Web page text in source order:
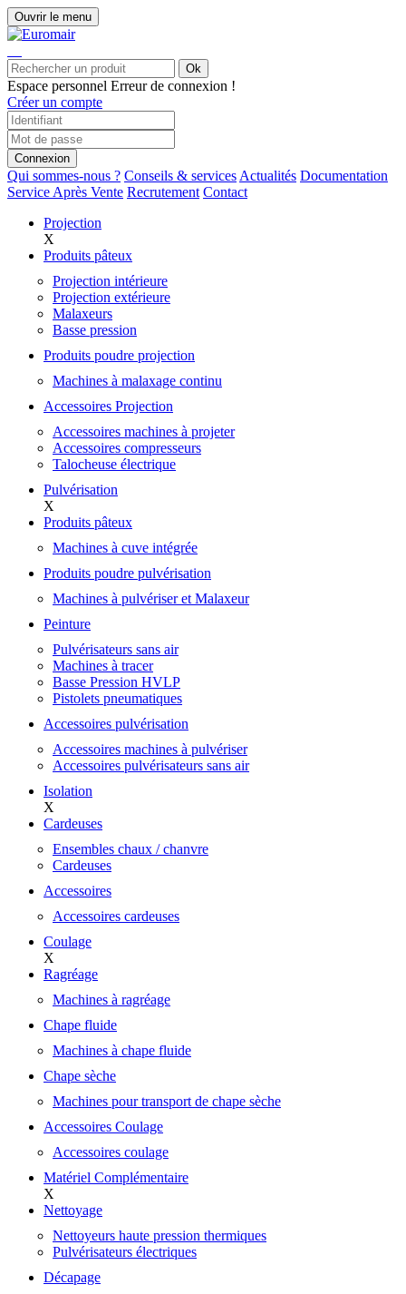
Ouvrir le menu
Ok
Espace personnel Erreur de connexion !
Créer un compte
Connexion
Qui sommes-nous ? Conseils & services Actualités Documentation
Service Après Vente Recrutement Contact
Projection
X
Produits pâteux
Projection intérieure
Projection extérieure
Malaxeurs
Basse pression
Produits poudre projection
Machines à malaxage continu
Accessoires Projection
Accessoires machines à projeter
Accessoires compresseurs
Talocheuse électrique
Pulvérisation
X
Produits pâteux
Machines à cuve intégrée
Produits poudre pulvérisation
Machines à pulvériser et Malaxeur
Peinture
Pulvérisateurs sans air
Machines à tracer
Basse Pression HVLP
Pistolets pneumatiques
Accessoires pulvérisation
Accessoires machines à pulvériser
Accessoires pulvérisateurs sans air
Isolation
X
Cardeuses
Ensembles chaux / chanvre
Cardeuses
Accessoires
Accessoires cardeuses
Coulage
X
Ragréage
Machines à ragréage
Chape fluide
Machines à chape fluide
Chape sèche
Machines pour transport de chape sèche
Accessoires Coulage
Accessoires coulage
Matériel Complémentaire
X
Nettoyage
Nettoyeurs haute pression thermiques
Pulvérisateurs électriques
Décapage